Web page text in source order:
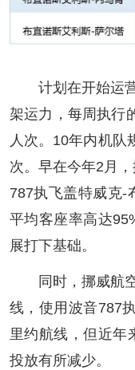
计划在开始运营
架运力，每周执行
人次。10年内机队
次。早在今年2月
787执飞盖特威克-
平均客座率高达
展打下基础。
同时，挪威航空
线，使用波音787
里约航线，但近年
投放有所减少。